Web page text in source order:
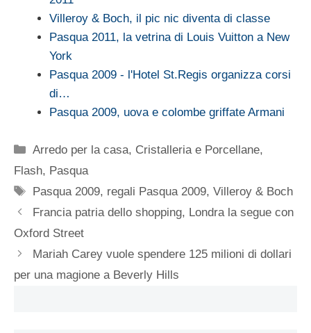
Villeroy & Boch, il pic nic diventa di classe
Pasqua 2011, la vetrina di Louis Vuitton a New
York
Pasqua 2009 - l'Hotel St.Regis organizza corsi
di…
Pasqua 2009, uova e colombe griffate Armani
Categorie
Arredo per la casa, Cristalleria e Porcellane,
Flash, Pasqua
Tag
Pasqua 2009, regali Pasqua 2009,Villeroy & Boch
Francia patria dello shopping, Londra la segue con
Oxford Street
Mariah Carey vuole spendere 125 milioni di dollari
per una magione a Beverly Hills